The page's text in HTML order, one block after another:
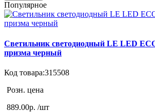
Популярное
Светильник светодиодный LE LED
призма черный
Код товара:315508
Розн. цена
889.00р. /шт